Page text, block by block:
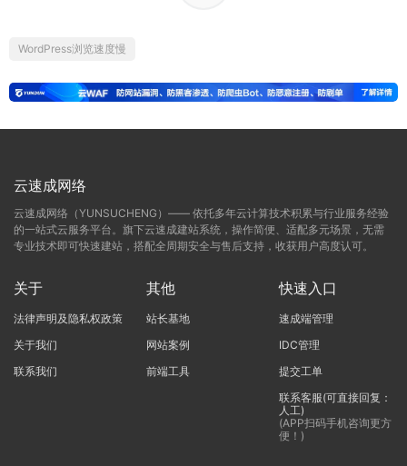
WordPress浏览速度慢
云速成网络
云速成网络（YUNSUCHENG）—— 依托多年云计算技术积累与行业服务经验
的一站式云服务平台。旗下云速成建站系统，操作简便、适配多元场景，无需
专业技术即可快速建站，搭配全周期安全与售后支持，收获用户高度认可。
关于
法律声明及隐私权政策
关于我们
联系我们
其他
站长基地
网站案例
前端工具
快速入口
速成端管理
IDC管理
提交工单
联系客服(可直接回复：
人工)
(APP扫码手机咨询更方
便！)